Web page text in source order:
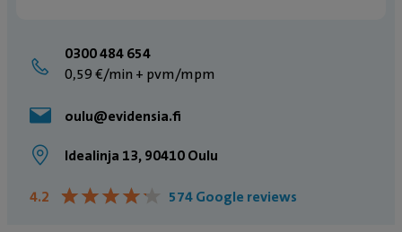
0300 484 654
0,59 €/min + pvm/mpm
oulu@evidensia.fi
Idealinja 13, 90410 Oulu
4.2 ★★★★★
★★★★★ 574 Google reviews